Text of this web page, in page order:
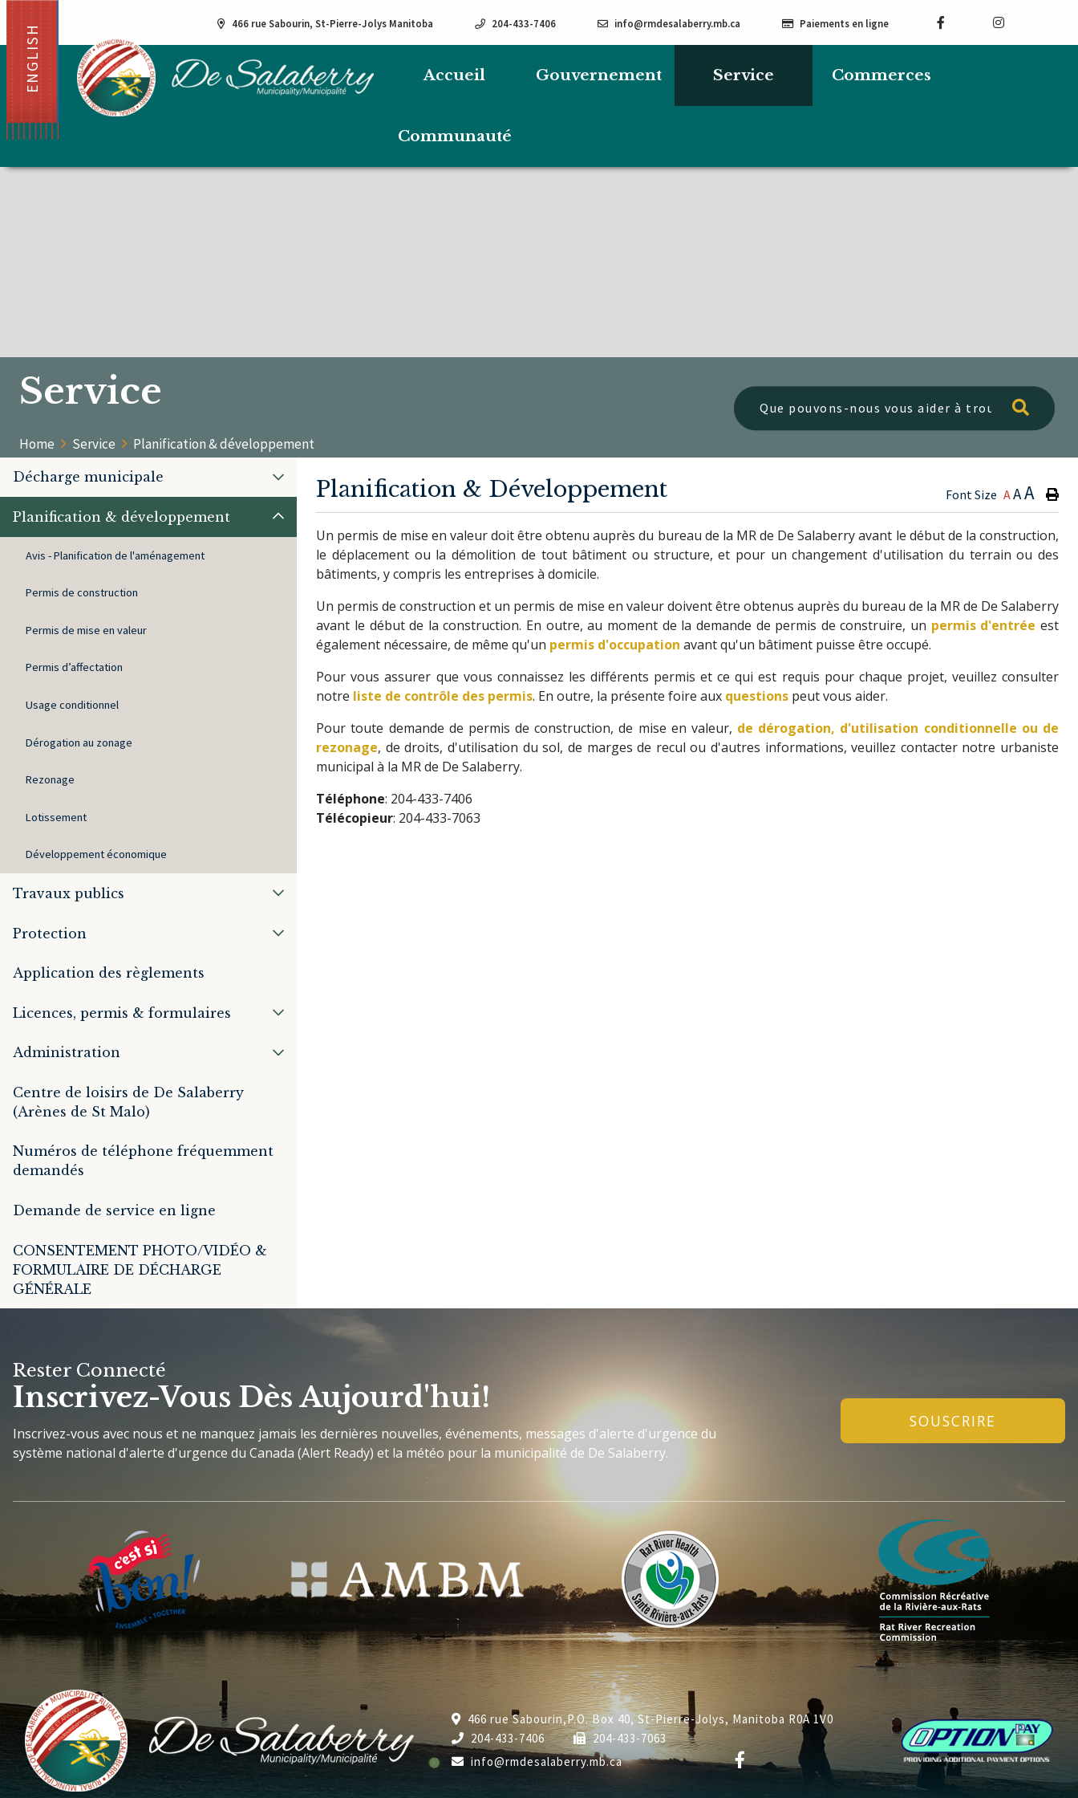
466 rue Sabourin, St-Pierre-Jolys Manitoba 204-433-7406 info@rmdesalaberry.mb.ca Paiements en ligne
Accueil Gouvernement Service Commerces
Communauté
ENGLISH
Service
Home Service Planification & développement
Type
Décharge municipale
Planification & développement
Avis - Planification de l'aménagement
Permis de construction
Permis de mise en valeur
Permis d’affectation
Usage conditionnel
Dérogation au zonage
Rezonage
Lotissement
Développement économique
Travaux publics
Protection
Application des règlements
Licences, permis & formulaires
Administration
Centre de loisirs de De Salaberry
(Arènes de St Malo)
Numéros de téléphone fréquemment
demandés
Demande de service en ligne
CONSENTEMENT PHOTO/VIDÉO &
FORMULAIRE DE DÉCHARGE
GÉNÉRALE
Planification & Développement Font Size AAA
Un permis de mise en valeur doit être obtenu auprès du bureau de la MR de De Salaberry avant le début de la construction,
le déplacement ou la démolition de tout bâtiment ou structure, et pour un changement d'utilisation du terrain ou des
bâtiments, y compris les entreprises à domicile.
Un permis de construction et un permis de mise en valeur doivent être obtenus auprès du bureau de la MR de De Salaberry
avant le début de la construction. En outre, au moment de la demande de permis de construire, un permis d'entréeest
également nécessaire, de même qu'un permis d'occupation avant qu'un bâtiment puisse être occupé.
Pour vous assurer que vous connaissez les différents permis et ce qui est requis pour chaque projet, veuillez consulter
notre liste de contrôle des permis. En outre, la présente foire aux questions peut vous aider.
Pour toute demande de permis de construction, de mise en valeur, de dérogation, d'utilisation conditionnelle ou de
rezonage, de droits, d'utilisation du sol, de marges de recul ou d'autres informations, veuillez contacter notre urbaniste
municipal à la MR de De Salaberry.
Téléphone: 204-433-7406
Télécopieur: 204-433-7063
Rester Connecté
Inscrivez-Vous Dès Aujourd'hui!
Inscrivez-vous avec nous et ne manquez jamais les dernières nouvelles, événements, messages d'alerte d'urgence du
système national d'alerte d'urgence du Canada (Alert Ready) et la météo pour la municipalité de De Salaberry.
SOUSCRIRE
466 rue Sabourin,P.O. Box 40, St-Pierre-Jolys, Manitoba R0A 1V0
204-433-7406
204-433-7063
info@rmdesalaberry.mb.ca